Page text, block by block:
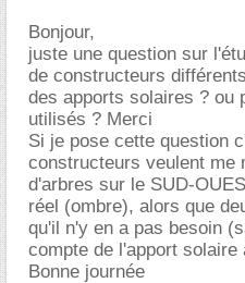
Bonjour,
juste une question sur
de constructeurs
des apports solaires ? ou
utilisés ? Merci
Si je pose cette question
constructeurs veulent me
d'arbres sur le SUD-
réel (ombre), alors que
qu'il n'y en a pas besoin
compte de l'apport solaire
Bonne journée